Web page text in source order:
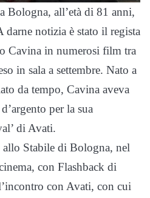
Bologna, all’età di 81 anni,
darne notizia è stato il regista
Cavina in numerosi film tra
in sala a settembre. Nato a
da tempo, Cavina aveva
per la sua
di Avati.
Stabile di Bologna, nel
con Flashback di
con Avati, con cui